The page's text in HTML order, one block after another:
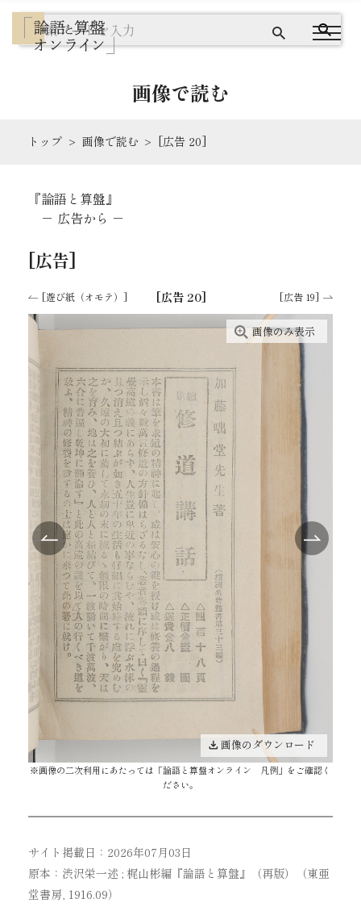
ワードクラウドで探す
出典を読む
TEI/XML公開
オンライン凡例
このサイトについて
サイトマップ
画像で読む
トップ 画像で読む [広告 20]
『論語と算盤』
－ 広告から －
[広告]
[遊び紙（オモテ）] [広告 20] [広告 19]
画像のみ表示
画像のダウンロード
※画像の二次利用にあたっては「論語と算盤オンライン 凡例 」をご確認く
ださい。
原本：渋沢栄一述 ; 梶山彬編『論語と算盤』（再版）（東亜
堂書房, 1916.09）
サイト掲載日：2026年07月03日